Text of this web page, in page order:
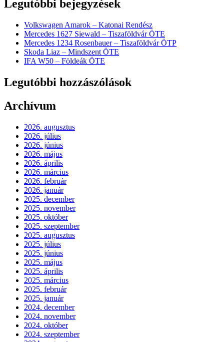
Legutóbbi bejegyzések
Volkswagen Amarok – Katonai Rendész
Mercedes 1627 Siewald – Tiszaföldvár ÖTE
Mercedes 1234 Rosenbauer – Tiszaföldvár ÖTP
Skoda Liaz – Mindszent ÖTE
IFA W50 – Földeák ÖTE
Legutóbbi hozzászólások
Archívum
2026. augusztus
2026. július
2026. június
2026. május
2026. április
2026. március
2026. február
2026. január
2025. december
2025. november
2025. október
2025. szeptember
2025. augusztus
2025. július
2025. június
2025. május
2025. április
2025. március
2025. február
2025. január
2024. december
2024. november
2024. október
2024. szeptember